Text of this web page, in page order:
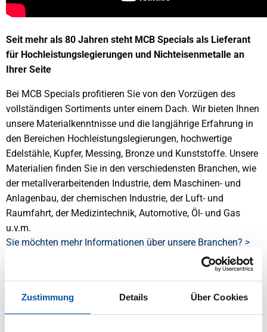
Zustimmung Details Über Cookies
Seit mehr als 80 Jahren steht MCB Specials als Lieferant
für Hochleistungslegierungen und Nichteisenmetalle an
Ihrer Seite
Bei MCB Specials profitieren Sie von den Vorzügen des
vollständigen Sortiments unter einem Dach. Wir bieten Ihnen
unsere Materialkenntnisse und die langjährige Erfahrung in
den Bereichen Hochleistungslegierungen, hochwertige
Edelstähle, Kupfer, Messing, Bronze und Kunststoffe. Unsere
Materialien finden Sie in den verschiedensten Branchen, wie
der metallverarbeitenden Industrie, dem Maschinen- und
Anlagenbau, der chemischen Industrie, der Luft- und
Raumfahrt, der Medizintechnik, Automotive, Öl- und Gas
u.v.m.
Sie möchten mehr Informationen über unsere Branchen? >
Vom Sägen bis zum Wasserstrahlschneiden: Alles
maßgeschneidert für Ihre effiziente Produktion
Wir liefern gesägte oder Wasserstrahlgeschnittene